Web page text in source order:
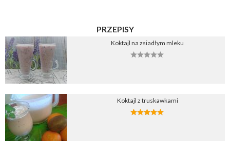
PRZEPISY
Koktajl na zsiadłym mleku
Koktajl z truskawkami